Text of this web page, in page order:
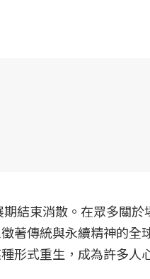
結束消散。在眾多關於
著傳統與永續精神的全
形式重生，成為許多人